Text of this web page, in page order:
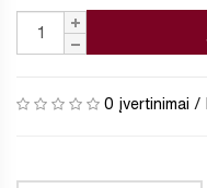
0 įvertinimai /